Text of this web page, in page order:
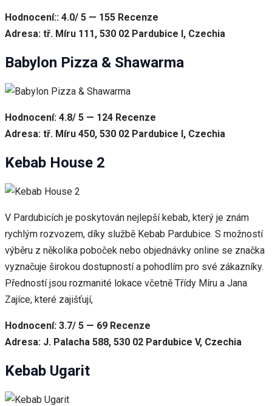
Hodnocení:: 4.0/ 5 — 155 Recenze
Adresa: tř. Míru 111, 530 02 Pardubice I, Czechia
Babylon Pizza & Shawarma
Hodnocení: 4.8/ 5 — 124 Recenze
Adresa: tř. Míru 450, 530 02 Pardubice I, Czechia
Kebab House 2
V Pardubicích je poskytován nejlepší kebab, který je znám
rychlým rozvozem, díky službě Kebab Pardubice. S možností
výběru z několika poboček nebo objednávky online se značka
vyznačuje širokou dostupností a pohodlím pro své zákazníky.
Předností jsou rozmanité lokace včetně Třídy Míru a Jana
Zajíce, které zajišťují,
Hodnocení: 3.7/ 5 — 69 Recenze
Adresa: J. Palacha 588, 530 02 Pardubice V, Czechia
Kebab Ugarit